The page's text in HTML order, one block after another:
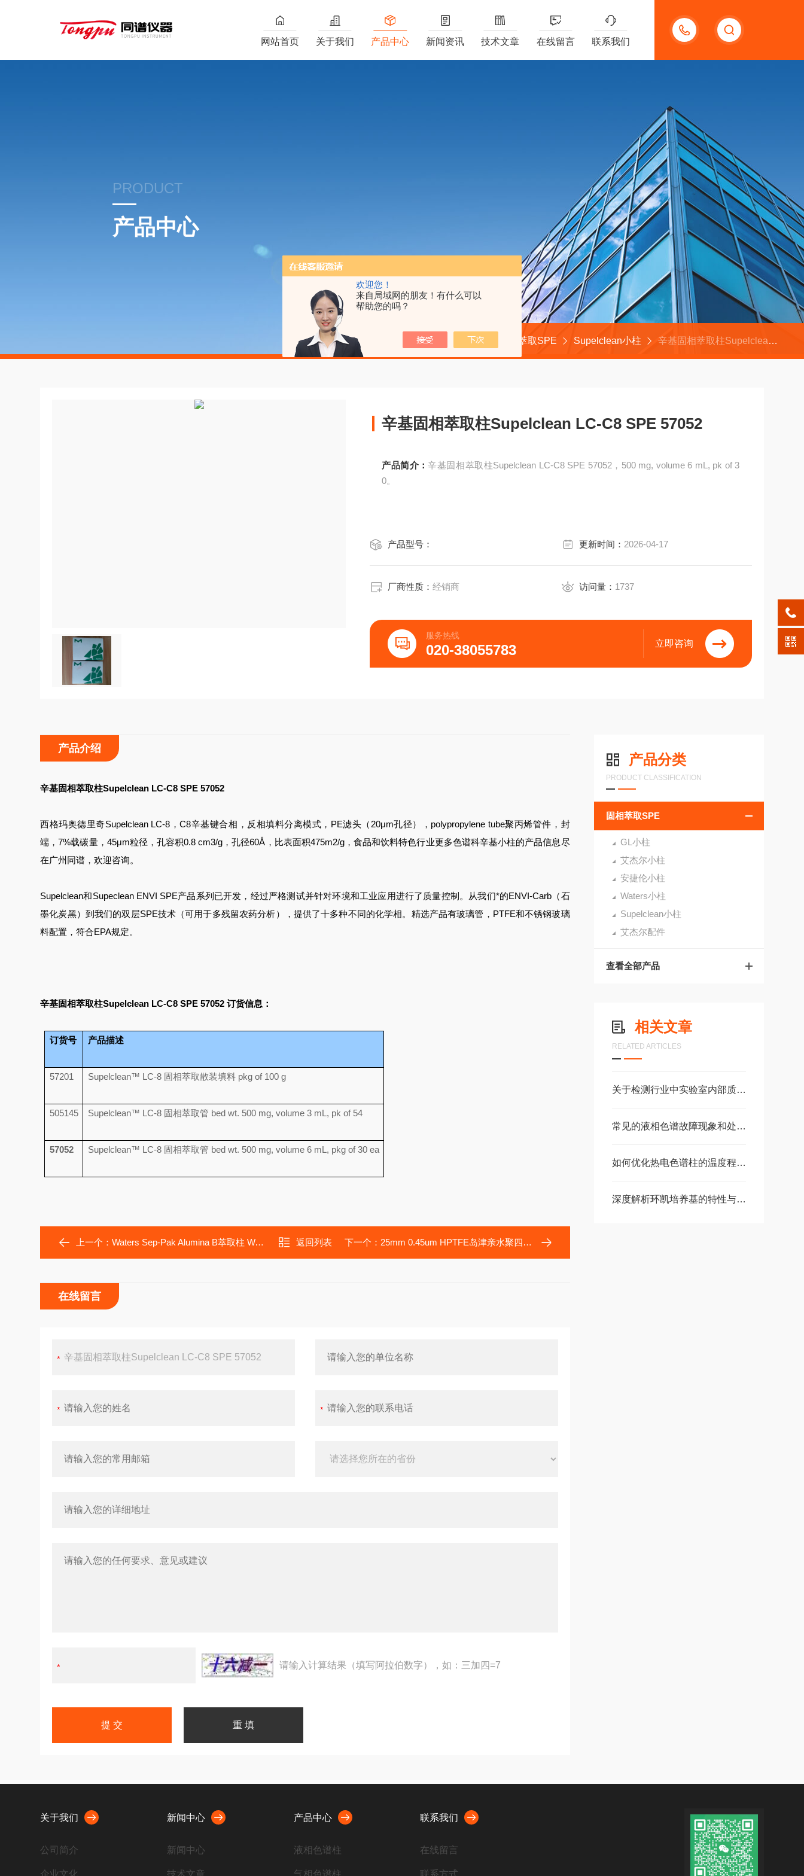
欢迎您！
来自局域网的朋友！有什么可以
帮助您的吗？
15920118006
网站首页 关于我们 产品中心 新闻资讯 技术文章 在线留言 联系我们
PRODUCT
产品中心
首页 产品中心 固相萃取SPE Supelclean小柱 辛基固相萃取柱Supelclean LC-C8 SPE 57052
辛基固相萃取柱Supelclean LC-C8 SPE 57052
产品简介：辛基固相萃取柱Supelclean LC-C8 SPE 57052，500 mg, volume 6 mL, pk of 3
0。
产品型号： 更新时间： 2026-04-17
厂商性质：经销商 访问量： 1737
服务热线
020-38055783 立即咨询
产品分类
PRODUCT CLASSIFICATION
固相萃取SPE
GL小柱
艾杰尔小柱
安捷伦小柱
Waters小柱
Supelclean小柱
艾杰尔配件
查看全部产品
相关文章
RELATED ARTICLES
关于检测行业中实验室内部质量控制的分享
常见的液相色谱故障现象和处理意见
如何优化热电色谱柱的温度程序以获得更高分辨率？
深度解析环凯培养基的特性与优势
产品介绍
辛基固相萃取柱Supelclean LC-C8 SPE 57052
西格玛奥德里奇Supelclean LC-8，C8辛基键合相，反相填料分离模式，PE滤头（20μm孔径），polypropylene tube聚丙烯管件，封
端，7%载碳量，45μm粒径，孔容积0.8 cm3/g，孔径60Å，比表面积475m2/g，食品和饮料特色行业更多色谱科辛基小柱的产品信息尽
在广州同谱，欢迎咨询。
Supelclean和Supeclean ENVI SPE产品系列已开发，经过严格测试并针对环境和工业应用进行了质量控制。从我们*的ENVI-Carb（石
墨化炭黑）到我们的双层SPE技术（可用于多残留农药分析），提供了十多种不同的化学相。精选产品有玻璃管，PTFE和不锈钢玻璃
料配置，符合EPA规定。
辛基固相萃取柱Supelclean LC-C8 SPE 57052 订货信息：
订货号 产品描述
57201 Supelclean™ LC-8 固相萃取散装填料 pkg of 100 g
505145 Supelclean™ LC-8 固相萃取管 bed wt. 500 mg, volume 3 mL, pk of 54
57052 Supelclean™ LC-8 固相萃取管 bed wt. 500 mg, volume 6 mL, pkg of 30 ea
上一个：Waters Sep-Pak Alumina B萃取柱 WAT054540 返回列表 下一个： 25mm 0.45um HPTFE岛津亲水聚四氟乙烯针头式过滤器 380-00344
在线留言
请输入计算结果（填写阿拉伯数字），如：三加四=7
关于我们
公司简介
企业文化
新闻中心
新闻中心
技术文章
产品中心
液相色谱柱
气相色谱柱
联系我们
在线留言
联系方式